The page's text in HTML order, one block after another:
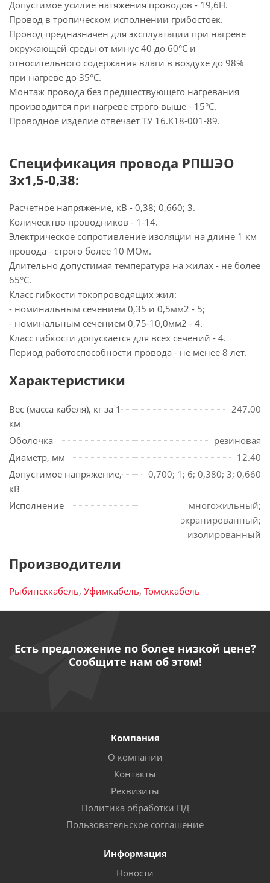
Допустимое усилие натяжения проводов - 19,6Н.
Провод в тропическом исполнении грибостоек.
Провод предназначен для эксплуатации при нагреве
окружающей среды от минус 40 до 60°С и
относительного содержания влаги в воздухе до 98%
при нагреве до 35°С.
Монтаж провода без предшествующего нагревания
производится при нагреве строго выше - 15°С.
Проводное изделие отвечает ТУ 16.К18-001-89.
Спецификация провода РПШЭО
3х1,5-0,38:
Расчетное напряжение, кВ - 0,38; 0,660; 3.
Колическтво проводников - 1-14.
Электрическое сопротивление изоляции на длине 1 км
провода - строго более 10 МОм.
Длительно допустимая температура на жилах - не более
65°С.
Класс гибкости токопроводящих жил:
- номинальным сечением 0,35 и 0,5мм2 - 5;
- номинальным сечением 0,75-10,0мм2 - 4.
Класс гибкости допускается для всех сечений - 4.
Период работоспособности провода - не менее 8 лет.
Характеристики
Вес (масса кабеля), кг за 1
км
247.00
Оболочка
резиновая
Диаметр, мм
12.40
Допустимое напряжение,
кВ
0,700; 1; 6; 0,380; 3; 0,660
Исполнение
многожильный;
экранированный;
изолированный
Производители
Рыбинсккабель, Уфимкабель, Томсккабель
Есть предложение по более низкой цене?
Сообщите нам об этом!
Компания
О компании
Контакты
Реквизиты
Политика обработки ПД
Пользовательское соглашение
Информация
Новости